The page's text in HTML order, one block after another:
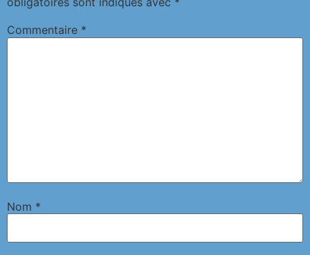
Commentaire *
Nom *